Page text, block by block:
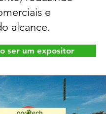
e
alcance.
ser um expositor